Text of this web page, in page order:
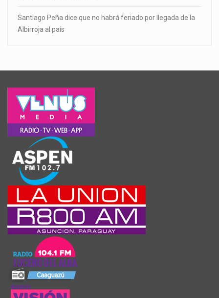
Santiago Peña dice que no habrá feriado por llegada de la
Albirroja al país